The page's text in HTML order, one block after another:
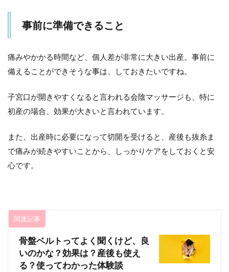
事前に準備できること
痛みやかかる時間など、個人差が非常に大きい出産。事前に
備えることができそうな事は、しておきたいですね。
子宮口が開きやすくなると言われる会陰マッサージも、特に
初産の場合、効果が大きいと言われています。
また、出産時に必要になって切開を受けると、産後も抜糸ま
で痛みが続きやすいことから、しっかりケアをしておくと安
心です。
関連記事
骨盤ベルトってよく聞くけど、良
いのかな？効果は？産後も使え
る？使ってわかった体験談